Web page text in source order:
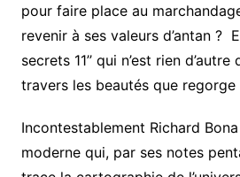
pour faire place au
revenir à ses valeurs d’antan ?
secrets 11’’ qui n’est rien d’autre
travers les beautés que regorge
Incontestablement Richard
moderne qui, par ses notes